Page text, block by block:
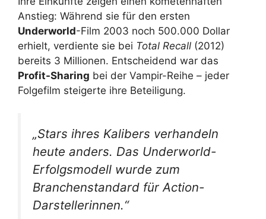
Anstieg: Während sie für den ersten
Underworld-Film 2003 noch 500.000 Dollar
erhielt, verdiente sie bei Total Recall (2012)
bereits 3 Millionen. Entscheidend war das
Profit-Sharing bei der Vampir-Reihe – jeder
Folgefilm steigerte ihre Beteiligung.
„Stars ihres Kalibers verhandeln
heute anders. Das Underworld-
Erfolgsmodell wurde zum
Branchenstandard für Action-
Darstellerinnen.“